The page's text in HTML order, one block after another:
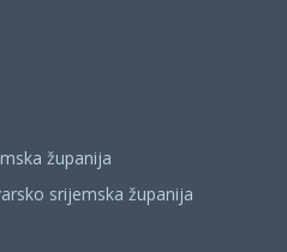
županija
srijemska županija